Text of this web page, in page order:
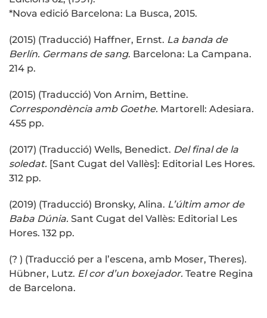
*Nova edició Barcelona: La Busca, 2015.
(2015) (Traducció) Haffner, Ernst. La banda de
Berlín. Germans de sang. Barcelona: La Campana.
214 p.
(2015) (Traducció) Von Arnim, Bettine.
Correspondència amb Goethe. Martorell: Adesiara.
455 pp.
(2017) (Traducció) Wells, Benedict. Del final de la
soledat. [Sant Cugat del Vallès]: Editorial Les Hores.
312 pp.
(2019) (Traducció) Bronsky, Alina. L’últim amor de
Baba Dúnia. Sant Cugat del Vallès: Editorial Les
Hores. 132 pp.
(? ) (Traducció per a l’escena, amb Moser, Theres).
Hübner, Lutz. El cor d’un boxejador. Teatre Regina
de Barcelona.